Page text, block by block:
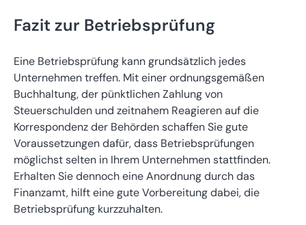
Fazit zur Betriebsprüfung
Eine Betriebsprüfung kann grundsätzlich jedes
Unternehmen treffen. Mit einer ordnungsgemäßen
Buchhaltung, der pünktlichen Zahlung von
Steuerschulden und zeitnahem Reagieren auf die
Korrespondenz der Behörden schaffen Sie gute
Voraussetzungen dafür, dass Betriebsprüfungen
möglichst selten in Ihrem Unternehmen stattfinden.
Erhalten Sie dennoch eine Anordnung durch das
Finanzamt, hilft eine gute Vorbereitung dabei, die
Betriebsprüfung kurzzuhalten.